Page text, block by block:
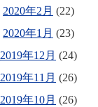
2020年2月 (22)
2020年1月 (23)
2019年12月 (24)
2019年11月 (26)
2019年10月 (26)